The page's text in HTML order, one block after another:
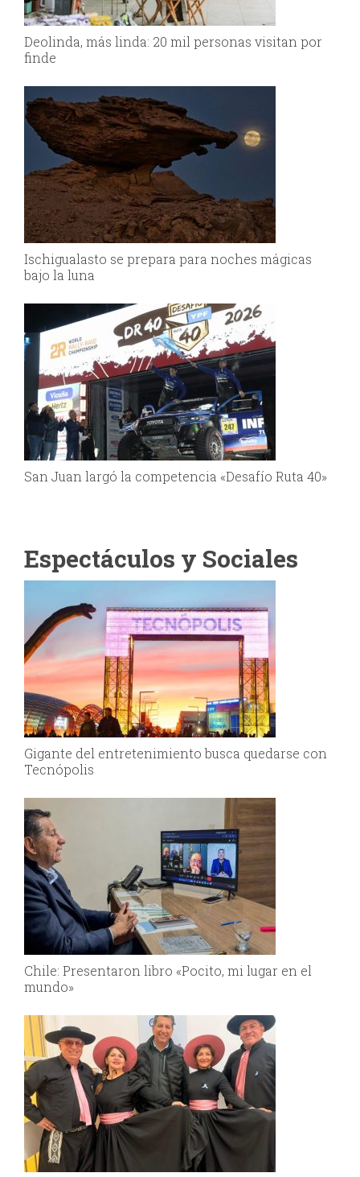
Deolinda, más linda: 20 mil personas visitan por
finde
Ischigualasto se prepara para noches mágicas
bajo la luna
San Juan largó la competencia «Desafío Ruta 40»
Espectáculos y Sociales
Gigante del entretenimiento busca quedarse con
Tecnópolis
Chile: Presentaron libro «Pocito, mi lugar en el
mundo»